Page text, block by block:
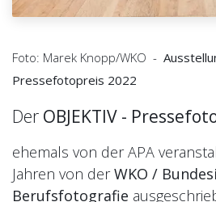
Foto: Marek Knopp/WKO -
Pressefotopreis 2022
Der OBJEKTIV -
ehemals von der APA
Jahren von derWKO / Bunde
Berufsfotografie